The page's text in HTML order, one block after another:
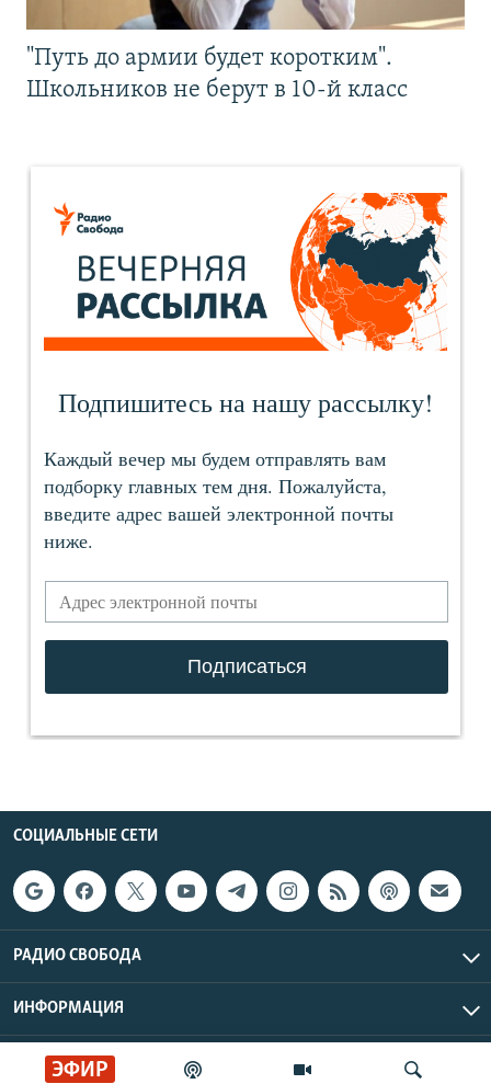
ЭФИР
"Путь до армии будет коротким".
Школьников не берут в 10-й класс
СОЦИАЛЬНЫЕ СЕТИ
РАДИО СВОБОДА
ИНФОРМАЦИЯ
Радио Свобода © 2026 RFE/RL, Inc. | Все права защищены.